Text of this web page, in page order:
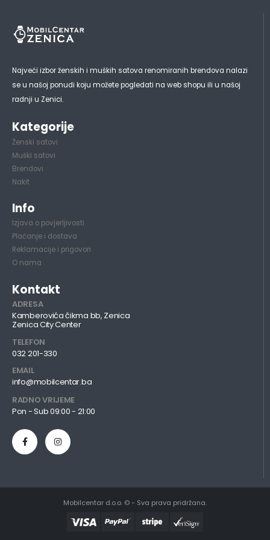
Najveći izbor ženskih i muških satova renomiranih brendova nalazi
se u našoj ponudi koju možete pogledati na web shopu ili u našoj
radnji u Zenici.
Kategorije
Ženski satovi
Muški satovi
Brendovi
Nakit
Info
Izjava o povjerljivosti
Plaćanje i dostava
Reklamacije i prigovori
O nama
Kontakt
ADRESA
Kamberovića čikma bb, Zenica
Zenica City Center
TELEFON
032 201-330
EMAIL
info@mobilcentar.ba
RADNO VRIJEME
Pon - Sub 09:00 - 21:00
Mobilcentar d.o.o. © - Sva prava pridržana.